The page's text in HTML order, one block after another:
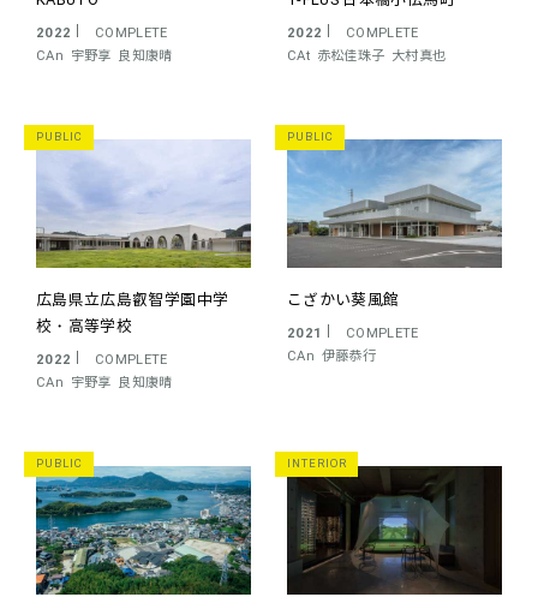
2022
COMPLETE
CAn 宇野享 良知康晴
2022
COMPLETE
CAt 赤松佳珠子 大村真也
PUBLIC
広島県立広島叡智学園中学
校・高等学校
2022
COMPLETE
CAn 宇野享 良知康晴
PUBLIC
こざかい葵風館
2021
COMPLETE
CAn 伊藤恭行
PUBLIC INTERIOR